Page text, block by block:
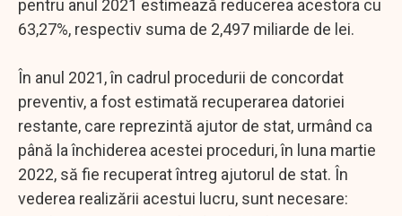
pentru anul 2021 estimează reducerea acestora cu
63,27%, respectiv suma de 2,497 miliarde de lei.
În anul 2021, în cadrul procedurii de concordat
preventiv, a fost estimată recuperarea datoriei
restante, care reprezintă ajutor de stat, urmând ca
până la închiderea acestei proceduri, în luna martie
2022, să fie recuperat întreg ajutorul de stat. În
vederea realizării acestui lucru, sunt necesare: